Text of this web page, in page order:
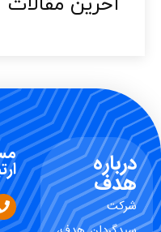
درباره
هدف
شرکت